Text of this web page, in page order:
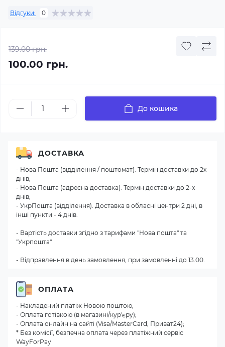
Відгуки: 0
139.00 грн.
100.00 грн.
До кошика
ДОСТАВКА
- Нова Пошта (відділення / поштомат). Термін доставки до 2х
днів;
- Нова Пошта (адресна доставка). Термін доставки до 2-х
днів;
- УкрПошта (відділення). Доставка в обласні центри 2 дні, в
інші пункти - 4 днів.
- Вартість доставки згідно з тарифами "Нова пошта" та
"Укрпошта"
- Відправлення в день замовлення, при замовленні до 13.00.
ОПЛАТА
- Накладений платіж Новою поштою;
- Оплата готівкою (в магазині/кур'єру);
- Оплата онлайн на сайті (Visa/MasterCard, Приват24);
* Без комісії, безпечна оплата через платіжний сервіс
WayForPay